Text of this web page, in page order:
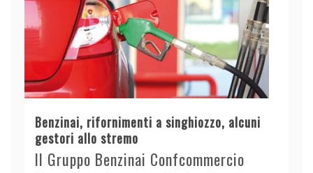
Benzinai, rifornimenti a singhiozzo, alcuni
gestori allo stremo
Il Gruppo Benzinai Confcommercio